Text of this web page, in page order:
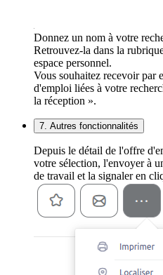
Donnez un nom à votre
Retrouvez-la dans la
espace personnel.
Vous souhaitez recevoir par
d'emploi liées à votre
la réception ».
7. Autres fonctionnalités
Depuis le détail de l'offre
votre sélection, l'envoyer à
de travail et la signaler en